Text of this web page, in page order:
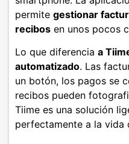
permite gestionar
recibos en unos pocos
Lo que diferencia a
automatizado. Las
un botón, los pagos se
recibos pueden
Tiime es una solución
perfectamente a la vida